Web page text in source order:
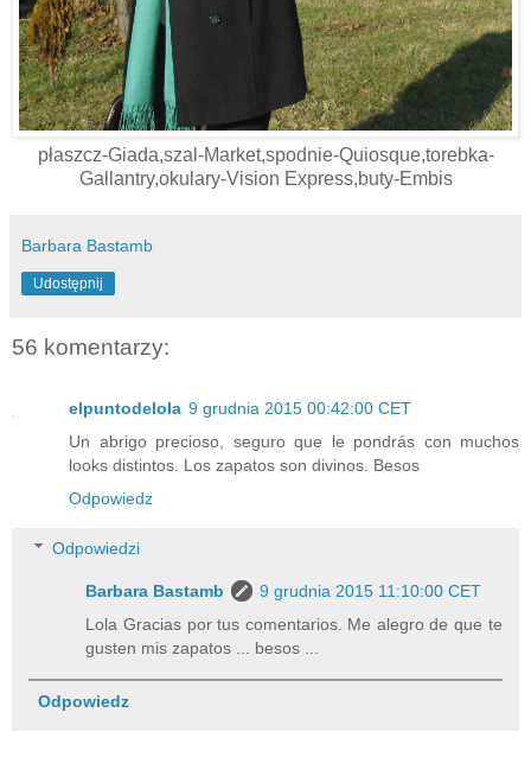
płaszcz-Giada,szal-Market,spodnie-Quiosque,torebka-
Gallantry,okulary-Vision Express,buty-Embis
Barbara Bastamb
Udostępnij
56 komentarzy:
elpuntodelola 9 grudnia 2015 00:42:00 CET
Un abrigo precioso, seguro que le pondrás con muchos
looks distintos. Los zapatos son divinos. Besos
Odpowiedz
Odpowiedzi
Barbara Bastamb
9 grudnia 2015 11:10:00 CET
Lola Gracias por tus comentarios. Me alegro de que te
gusten mis zapatos ... besos ...
Odpowiedz